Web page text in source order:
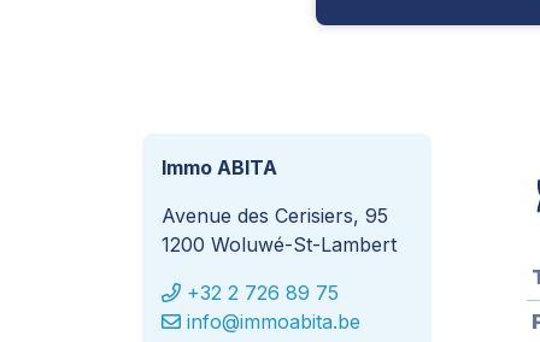
Immo ABITA
Avenue des Cerisiers, 95
1200 Woluwé-St-Lambert
+32 2 726 89 75
info@immoabita.be